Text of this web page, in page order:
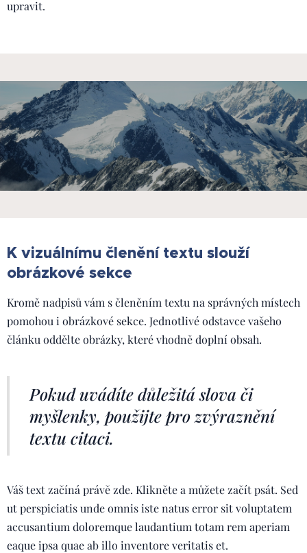
upravit.
K vizuálnímu členění textu slouží
obrázkové sekce
Kromě nadpisů vám s členěním textu na správných místech
pomohou i obrázkové sekce. Jednotlivé odstavce vašeho
článku oddělte obrázky, které vhodně doplní obsah.
Pokud uvádíte důležitá slova či
myšlenky, použijte pro zvýraznění
textu citaci.
Váš text začíná právě zde. Klikněte a můžete začít psát. Sed
ut perspiciatis unde omnis iste natus error sit voluptatem
accusantium doloremque laudantium totam rem aperiam
eaque ipsa quae ab illo inventore veritatis et.